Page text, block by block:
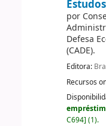
por
Defesa
(CADE).
Editora:
Recursos
C694] (1).